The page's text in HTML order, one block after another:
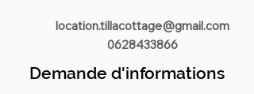
location.tillacottage@gmail.com
0628433866
Demande d'informations